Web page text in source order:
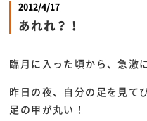
2012/4/17
あれれ？！
臨月に入った頃から、急激
昨日の夜、自分の足を見て
足の甲が丸い！